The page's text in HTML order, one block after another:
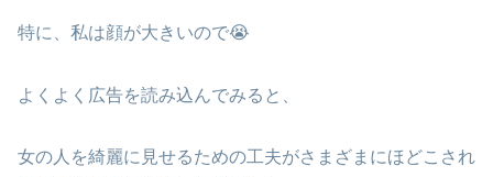
特に、私は顔が大きいので😭
よくよく広告を読み込んでみると、
女の人を綺麗に見せるための工夫がさまざまにほどこされ